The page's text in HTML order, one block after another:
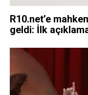
R10.net’e
geldi: İlk